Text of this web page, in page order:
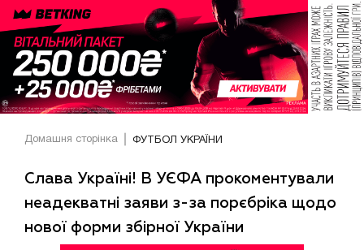
Домашня сторінка ФУТБОЛ УКРАЇНИ
Слава Україні! В УЄФА прокоментували
неадекватні заяви з-за порєбріка щодо
нової форми збірної України